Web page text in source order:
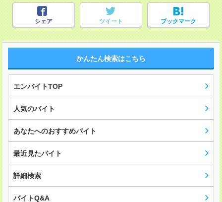
シェア ツイート ブックマーク
かんたん検索はこちら
エンバイトTOP
人気のバイト
あなたへのおすすめバイト
最近見たバイト
詳細検索
バイトQ&A